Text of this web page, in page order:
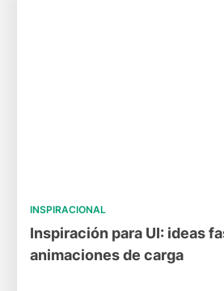
INSPIRACIONAL
Inspiración para UI: ideas
animaciones de carga